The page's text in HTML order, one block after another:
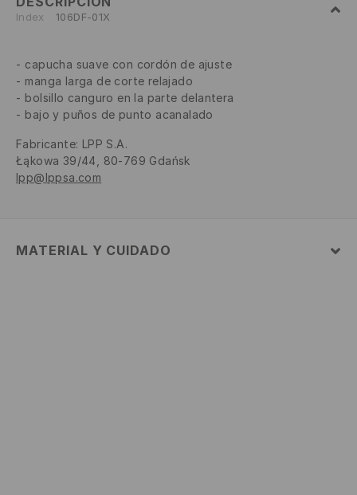
Index 106DF-01X
capucha suave con cordón de ajuste
manga larga de corte relajado
bolsillo canguro en la parte delantera
bajo y puños de punto acanalado
Fabricante: LPP S.A.
Łąkowa 39/44, 80-769 Gdańsk
lpp@lppsa.com
MATERIAL Y CUIDADO